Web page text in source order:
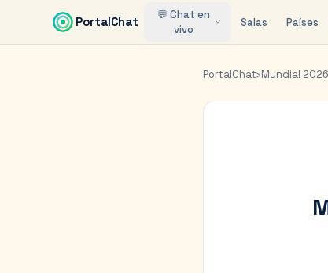
Saltar al contenido principal
PortalChat
💬 Chat en
vivo
Salas Países
PortalChat›Mundial 2026